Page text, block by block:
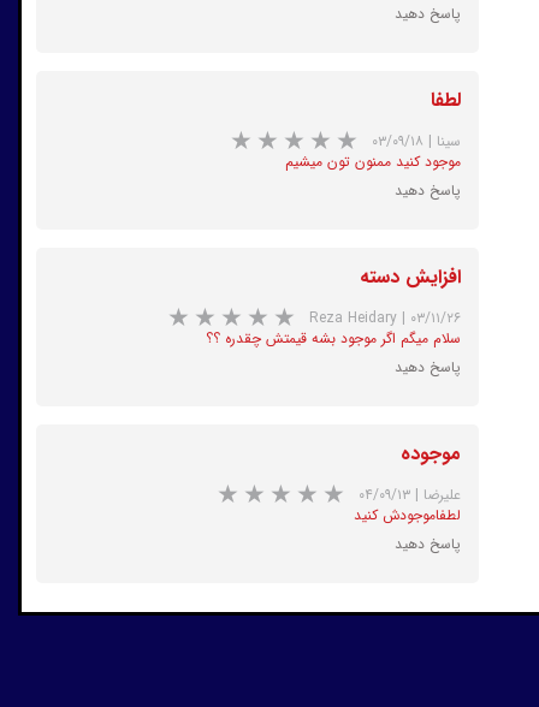
★★★★★
★ ★ ★★ ★
پاسخ دهید
لطفا
سینا | ۰۳/۰۹/۱۸
موجود کنید ممنون تون میشیم
پاسخ دهید
افزایش دسته
Reza Heidary | ۰۳/۱۱/۲۶
سلام میگم اگر موجود بشه قیمتش چقدره ؟؟
پاسخ دهید
موجوده
علیرضا | ۰۴/۰۹/۱۳
لطفا‌موجودش کنید
پاسخ دهید